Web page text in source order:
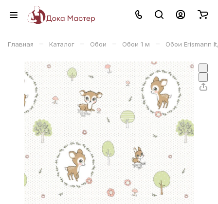
Главная – Каталог – Обои – Обои 1 м – Обои Erismann